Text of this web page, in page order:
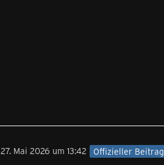
27. Mai 2026 um 13:42 Offizieller Beitrag